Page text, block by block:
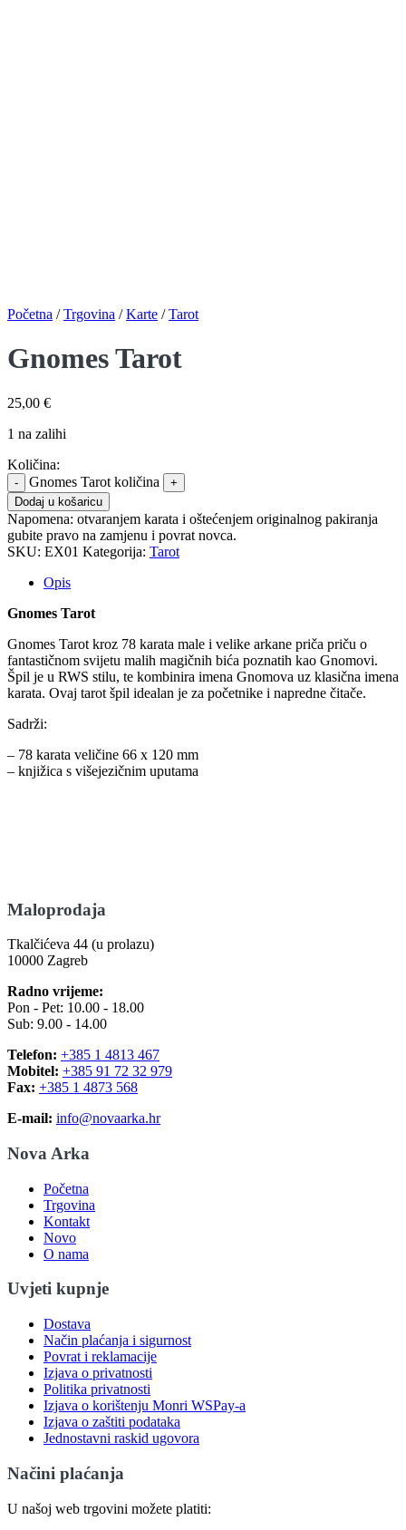
Početna / Trgovina / Karte / Tarot
Gnomes Tarot
25,00 €
1 na zalihi
Količina:
Gnomes Tarot količina
Dodaj u košaricu
Napomena: otvaranjem karata i oštećenjem originalnog pakiranja
gubite pravo na zamjenu i povrat novca.
SKU: EX01 Kategorija: Tarot
Opis
Gnomes Tarot
Gnomes Tarot kroz 78 karata male i velike arkane priča priču o
fantastičnom svijetu malih magičnih bića poznatih kao Gnomovi.
Špil je u RWS stilu, te kombinira imena Gnomova uz klasična imena
karata. Ovaj tarot špil idealan je za početnike i napredne čitače.
Sadrži:
– 78 karata veličine 66 x 120 mm
– knjižica s višejezičnim uputama
Maloprodaja
Tkalčićeva 44 (u prolazu)
10000 Zagreb
Radno vrijeme:
Pon - Pet: 10.00 - 18.00
Sub: 9.00 - 14.00
Telefon: +385 1 4813 467
Mobitel: +385 91 72 32 979
Fax: +385 1 4873 568
E-mail: info@novaarka.hr
Nova Arka
Početna
Trgovina
Kontakt
Novo
O nama
Uvjeti kupnje
Dostava
Način plaćanja i sigurnost
Povrat i reklamacije
Izjava o privatnosti
Politika privatnosti
Izjava o korištenju Monri WSPay-a
Izjava o zaštiti podataka
Jednostavni raskid ugovora
Načini plaćanja
U našoj web trgovini možete platiti: